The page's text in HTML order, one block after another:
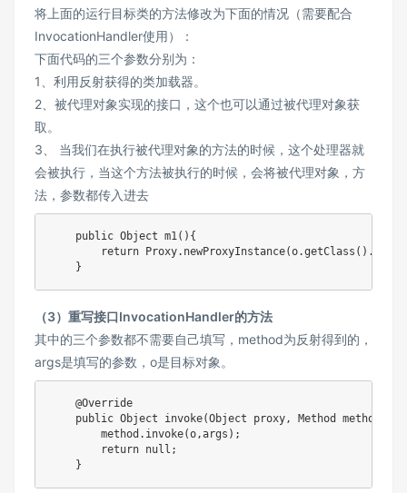
将上面的运行目标类的方法修改为下面的情况（需要配合
InvocationHandler使用）：
下面代码的三个参数分别为：
1、利用反射获得的类加载器。
2、被代理对象实现的接口，这个也可以通过被代理对象获
取。
3、 当我们在执行被代理对象的方法的时候，这个处理器就
会被执行，当这个方法被执行的时候，会将被代理对象，方
法，参数都传入进去
public Object m1( ) {
return
Proxy. newProxyInstance(o.getClass ( ) .
}
（3）重写接口InvocationHandler的方法
其中的三个参数都不需要自己填写，method为反射得到的，
args是填写的参数，o是目标对象。
@Override
public Object invoke(Object proxy, Method method
        method
. invoke(o,args ) ;
return null ;
}